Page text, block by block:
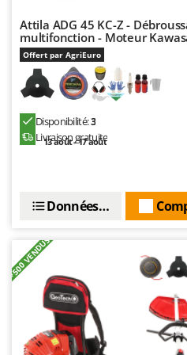
Nilfisk
Ninja
Novatec
Novital
NuAir
Officine Savioli
Olix
Omas
Ompagrill
Ooni
Attila ADG 45 KC-Z -
multifonction - Moteur
Offert par AgriEuro
Disponibilité:3
Livraison gratuite
13 août - 17 août
Données techniques
+500 VENDUS